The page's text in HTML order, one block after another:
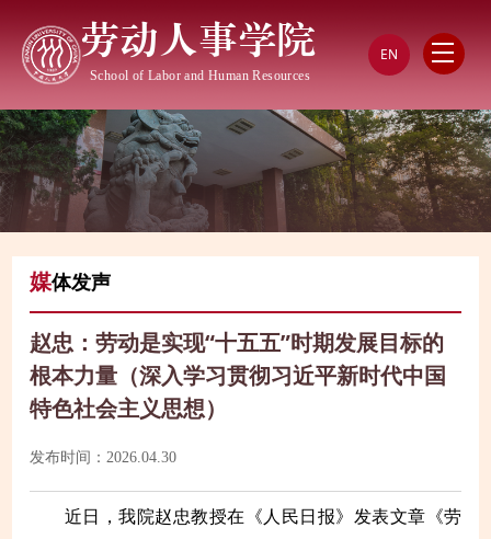
劳动人事学院
School of Labor and Human Resources
EN
媒体发声
赵忠：劳动是实现“十五五”时期发展目标的
根本力量（深入学习贯彻习近平新时代中国
特色社会主义思想）
发布时间：2026.04.30
近日，我院赵忠教授在《人民日报》发表文章《劳